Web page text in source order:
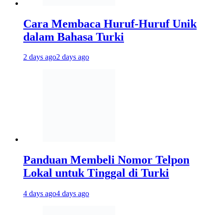
Cara Membaca Huruf-Huruf Unik
dalam Bahasa Turki
2 days ago2 days ago
Panduan Membeli Nomor Telpon
Lokal untuk Tinggal di Turki
4 days ago4 days ago